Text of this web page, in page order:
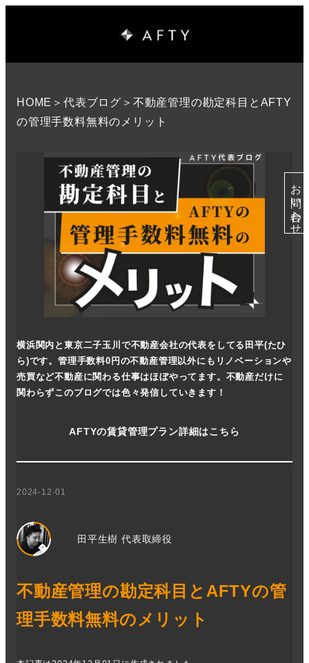
お問い合わせ
HOME ＞代表ブログ ＞不動産管理の勘定科目とAFTY
の管理手数料無料のメリット
横浜関内と東京二子玉川で不動産会社の代表をしてる田平(たひ
ら)です。管理手数料0円の不動産管理以外にもリノベーションや
売買など不動産に関わる仕事はほぼやってます。不動産だけに
関わらずこのブログでは色々発信していきます！
AFTYの賃貸管理プラン詳細はこちら
2024-12-01
田平生樹 代表取締役
不動産管理の勘定科目とAFTYの管
理手数料無料のメリット